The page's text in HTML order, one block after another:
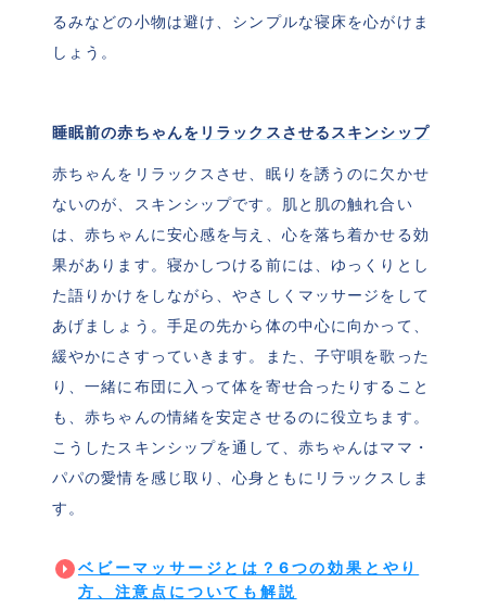
るみなどの小物は避け、シンプルな寝床を心がけま
しょう。
睡眠前の赤ちゃんをリラックスさせるスキンシップ
赤ちゃんをリラックスさせ、眠りを誘うのに欠かせ
ないのが、スキンシップです。肌と肌の触れ合い
は、赤ちゃんに安心感を与え、心を落ち着かせる効
果があります。寝かしつける前には、ゆっくりとし
た語りかけをしながら、やさしくマッサージをして
あげましょう。手足の先から体の中心に向かって、
緩やかにさすっていきます。また、子守唄を歌った
り、一緒に布団に入って体を寄せ合ったりすること
も、赤ちゃんの情緒を安定させるのに役立ちます。
こうしたスキンシップを通して、赤ちゃんはママ・
パパの愛情を感じ取り、心身ともにリラックスしま
す。
ベビーマッサージとは？6つの効果とやり
方、注意点についても解説